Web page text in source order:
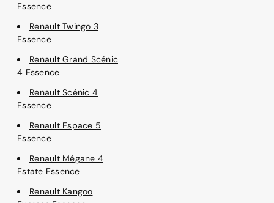
Essence
Renault Twingo 3
Essence
Renault Grand Scénic
4 Essence
Renault Scénic 4
Essence
Renault Espace 5
Essence
Renault Mégane 4
Estate Essence
Renault Kangoo